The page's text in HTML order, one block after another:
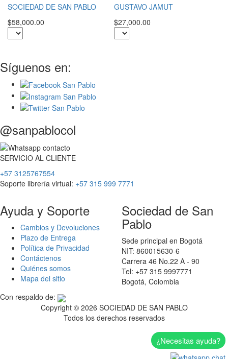
SOCIEDAD DE SAN PABLO
$58,000.00
GUSTAVO JAMUT
$27,000.00
Síguenos en:
@sanpablocol
SERVICIO AL CLIENTE
+57 3125767554
Soporte librería virtual: +57 315 999 7771
Ayuda y Soporte
Cambios y Devoluciones
Plazo de Entrega
Política de Privacidad
Contáctenos
Quiénes somos
Mapa del sitio
Sociedad de San
Pablo
Sede principal en Bogotá
NIT: 860015630-6
Carrera 46 No.22 A - 90
Tel: +57 315 9997771
Bogotá, Colombia
Con respaldo de:
Copyright © 2026 SOCIEDAD DE SAN PABLO
Todos los derechos reservados
¿Necesitas ayuda?